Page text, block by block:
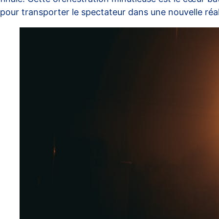
pour transporter le spectateur dans une nouvelle